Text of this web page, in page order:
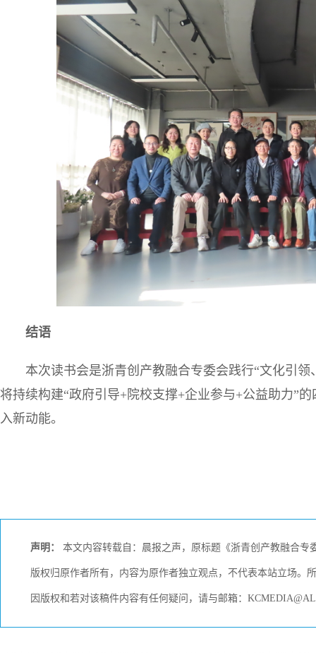
结语
本次读书会是浙青创产教融合专委会践行“文化引
将持续构建“政府引导+院校支撑+企业参与+公益助力”
入新动能。
声明： 本文内容转载自：晨报之声，原标题《浙青创产教融合专
版权归原作者所有，内容为原作者独立观点，不代表本站立场。
因版权和若对该稿件内容有任何疑问，请与邮箱：